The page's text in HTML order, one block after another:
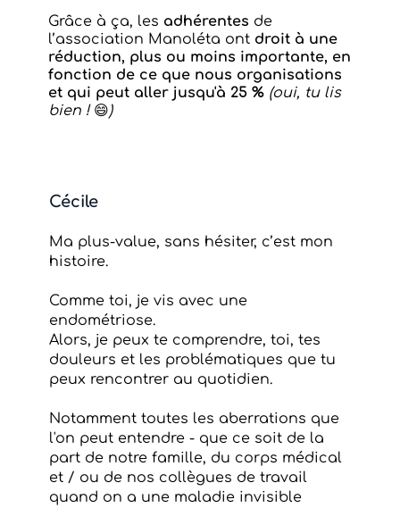
Grâce à ça, les adhérentes de
l’association Manoléta ont droit à une
réduction, plus ou moins importante, en
fonction de ce que nous organisations
et qui peut aller jusqu'à 25 % (oui, tu lis
bien ! 😄)
Cécile
Ma plus-value, sans hésiter, c’est mon
histoire.
Comme toi, je vis avec une
endométriose.
Alors, je peux te comprendre, toi, tes
douleurs et les problématiques que tu
peux rencontrer au quotidien.
Notamment toutes les aberrations que
l'on peut entendre - que ce soit de la
part de notre famille, du corps médical
et / ou de nos collègues de travail
quand on a une maladie invisible